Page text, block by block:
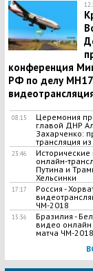
конференция
РФ по делу
08:15
Церемония
главой ДНР
Захарченко:
трансляция
23:46
онлайн-
Путина и
Хельсинки
17:17
Россия -
ЧМ-2018
15:36
Бразилия -
видео онлайн
матча ЧМ-2018